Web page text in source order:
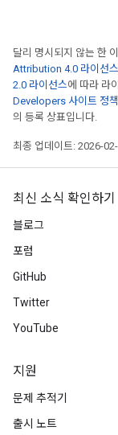
달리 명시되지 않는 한
Attribution 4.0 라이선스
2.0 라이선스에 따라 라
Developers 사이트 정책
의 등록 상표입니다.
최종 업데이트: 2026-
최신 소식 확인하기
블로그
포럼
GitHub
Twitter
YouTube
지원
문제 추적기
출시 노트